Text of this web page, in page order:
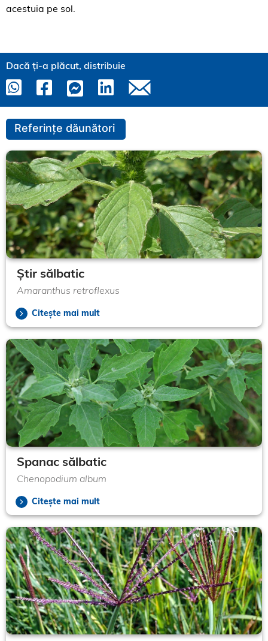
acestuia pe sol.
Dacă ți-a plăcut, distribuie
Referințe dăunători
Știr sălbatic
Amaranthus retroflexus
Citește mai mult
Spanac sălbatic
Chenopodium album
Citește mai mult